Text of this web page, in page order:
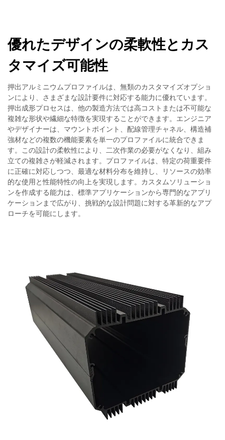
優れたデザインの柔軟性とカス
タマイズ可能性
押出アルミニウムプロファイルは、無類のカスタマイズオプショ
ンにより、さまざまな設計要件に対応する能力に優れています。
押出成形プロセスは、他の製造方法では高コストまたは不可能な
複雑な形状や繊細な特徴を実現することができます。エンジニア
やデザイナーは、マウントポイント、配線管理チャネル、構造補
強材などの複数の機能要素を単一のプロファイルに統合できま
す。この設計の柔軟性により、二次作業の必要がなくなり、組み
立ての複雑さが軽減されます。プロファイルは、特定の荷重要件
に正確に対応しつつ、最適な材料分布を維持し、リソースの効率
的な使用と性能特性の向上を実現します。カスタムソリューショ
ンを作成する能力は、標準アプリケーションから専門的なアプリ
ケーションまで広がり、挑戦的な設計問題に対する革新的なアプ
ローチを可能にします。